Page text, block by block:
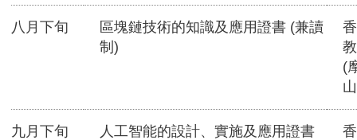
八月下旬
區塊鏈技術的知識及應用證書 (兼讀
制)
(
九月下旬
人工智能的設計、實施及應用證書